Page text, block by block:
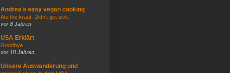
Andrea's easy vegan cooking
Ate the kraut. Didn't get sick.
vor 8 Jahren
USA Erklärt
Goodbye
vor 10 Jahren
Unsere Auswanderung und